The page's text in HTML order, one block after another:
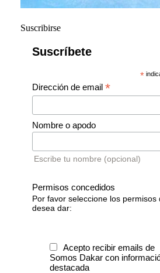
Suscribirse
Suscríbete
*
Dirección de email *
Nombre o apodo
Escribe tu nombre (opcional)
Permisos concedidos
Por favor seleccione los permisos
desea dar:
Acepto recibir emails de
Somos Dakar con
destacada